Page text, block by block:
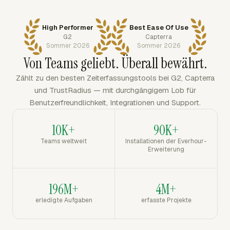
High Performer
G2
Sommer 2026
Best Ease Of Use
Capterra
Sommer 2026
Von Teams geliebt. Überall bewährt.
Zählt zu den besten Zeiterfassungstools bei G2, Capterra
und TrustRadius — mit durchgängigem Lob für
Benutzerfreundlichkeit, Integrationen und Support.
10K+
Teams weltweit
90K+
Installationen der Everhour-
Erweiterung
196M+
erledigte Aufgaben
4M+
erfasste Projekte